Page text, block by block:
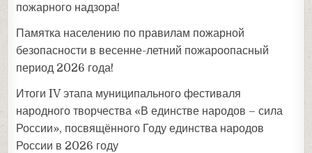
пожарного надзора!
Памятка населению по правилам пожарной
безопасности в весенне-летний пожароопасный
период 2026 года!
Итоги IV этапа муниципального фестиваля
народного творчества «В единстве народов – сила
России», посвящённого Году единства народов
России в 2026 году